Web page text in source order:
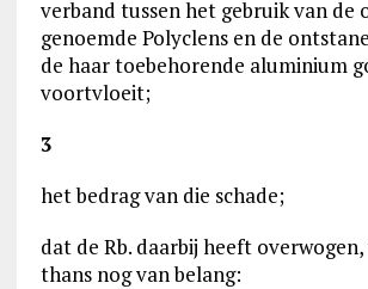
verband tussen het gebruik van de
genoemde Polyclens en de
de haar toebehorende aluminium
voortvloeit;
3
het bedrag van die schade;
dat de Rb. daarbij heeft
thans nog van belang: